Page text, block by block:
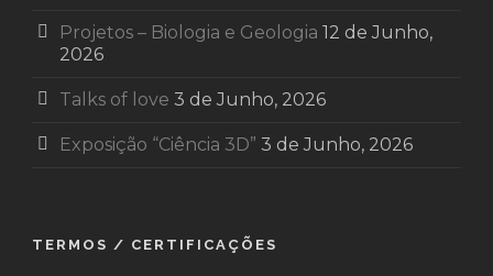
Projetos – Biologia e Geologia 12 de Junho,
2026
Talks of love 3 de Junho, 2026
Exposição “Ciência 3D” 3 de Junho, 2026
TERMOS / CERTIFICAÇÕES